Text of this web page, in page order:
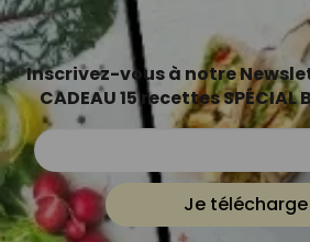
Inscrivez-vous à notre
CADEAU 15 recettes SPÉCIAL
Je télécharge